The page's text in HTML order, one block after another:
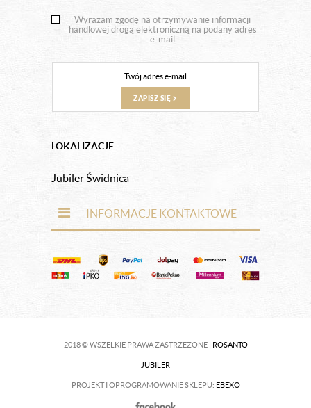
Wyrażam zgodę na otrzymywanie informacji
handlowej drogą elektroniczną na podany adres
e-mail
ZAPISZ SIĘ
LOKALIZACJE
Jubiler Świdnica
INFORMACJE KONTAKTOWE
2018 © WSZELKIE PRAWA ZASTRZEŻONE | ROSANTO
JUBILER
PROJEKT I OPROGRAMOWANIE SKLEPU: EBEXO